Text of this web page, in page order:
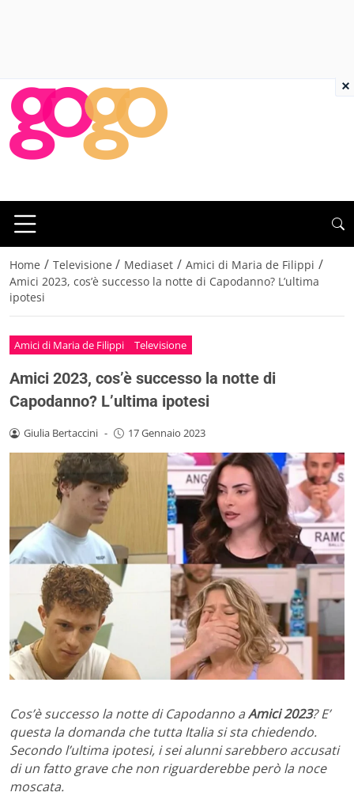
Home / Televisione / Mediaset / Amici di Maria de Filippi /
Amici 2023, cos’è successo la notte di Capodanno? L’ultima
ipotesi
Amici di Maria de Filippi Televisione
Amici 2023, cos’è successo la notte di
Capodanno? L’ultima ipotesi
Giulia Bertaccini - 17 Gennaio 2023
Cos’è successo la notte di Capodanno aAmici 2023? E’
questa la domanda che tutta Italia si sta chiedendo.
Secondo l’ultima ipotesi, i sei alunni sarebbero accusati
di un fatto grave che non riguarderebbe però la noce
moscata.
×